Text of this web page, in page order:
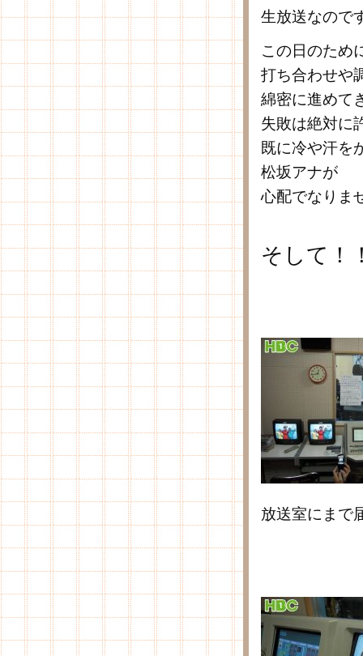
生放送なので
この日のため
打ち合わせや
綿密に進めて
失敗は絶対に
既に冷や汗を
松坂アナが
心配でなりま
そして！
放送室にまで